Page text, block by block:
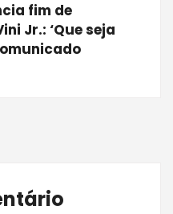
fim de
Jr.: ‘Que seja